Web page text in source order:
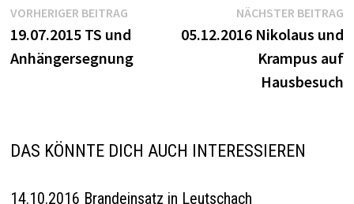
Beitragsnavigation
VORHERIGER BEITRAGVorheriger
Beitrag:
19.07.2015 TS und
Anhängersegnung
NÄCHSTER BEITRAG
05.12.2016 Nikolaus und
Krampus auf
Hausbesuch
DAS KÖNNTE DICH AUCH INTERESSIEREN
14.10.2016 Brandeinsatz in Leutschach